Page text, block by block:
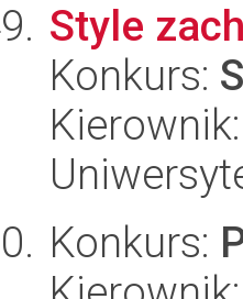
Style
Konkurs:
Konkurs: